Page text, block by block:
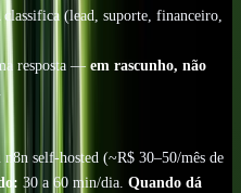
(lead, suporte, financeiro,
resposta — em rascunho, não
self-hosted (~R$ 30–50/mês de
30 a 60 min/dia. Quando dá